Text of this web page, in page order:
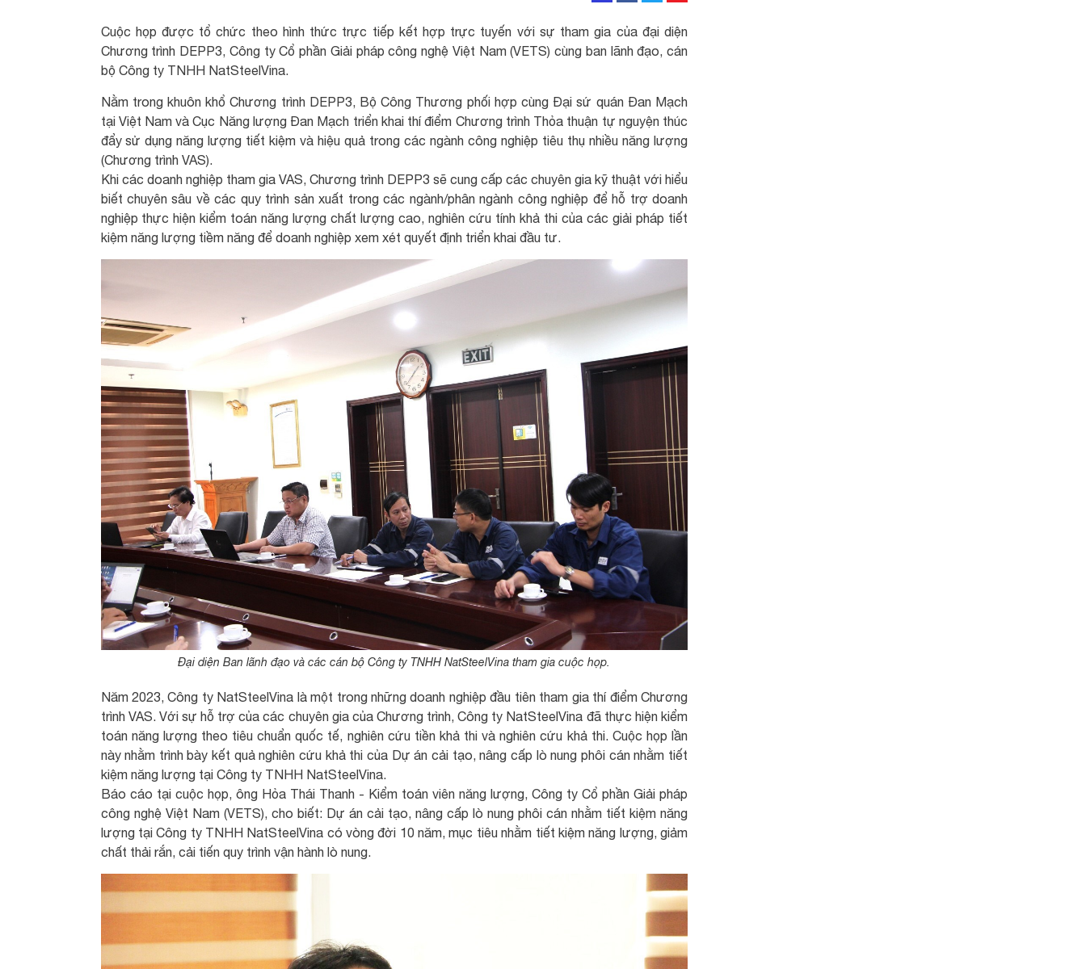
Cuộc họp được tổ chức theo hình thức trực tiếp kết hợp trực tuyến với sự tham gia của đại diện
Chương trình DEPP3, Công ty Cổ phần Giải pháp công nghệ Việt Nam (VETS) cùng ban lãnh đạo, cán
bộ Công ty TNHH NatSteelVina.
Nằm trong khuôn khổ Chương trình DEPP3, Bộ Công Thương phối hợp cùng Đại sứ quán Đan Mạch
tại Việt Nam và Cục Năng lượng Đan Mạch triển khai thí điểm Chương trình Thỏa thuận tự nguyện thúc
đẩy sử dụng năng lượng tiết kiệm và hiệu quả trong các ngành công nghiệp tiêu thụ nhiều năng lượng
(Chương trình VAS).
Khi các doanh nghiệp tham gia VAS, Chương trình DEPP3 sẽ cung cấp các chuyên gia kỹ thuật với hiểu
biết chuyên sâu về các quy trình sản xuất trong các ngành/phân ngành công nghiệp để hỗ trợ doanh
nghiệp thực hiện kiểm toán năng lượng chất lượng cao, nghiên cứu tính khả thi của các giải pháp tiết
kiệm năng lượng tiềm năng để doanh nghiệp xem xét quyết định triển khai đầu tư.
Đại diện Ban lãnh đạo và các cán bộ Công ty TNHH NatSteelVina tham gia cuộc họp.
Năm 2023, Công ty NatSteelVina là một trong những doanh nghiệp đầu tiên tham gia thí điểm Chương
trình VAS. Với sự hỗ trợ của các chuyên gia của Chương trình, Công ty NatSteelVina đã thực hiện kiểm
toán năng lượng theo tiêu chuẩn quốc tế, nghiên cứu tiền khả thi và nghiên cứu khả thi. Cuộc họp lần
này nhằm trình bày kết quả nghiên cứu khả thi của Dự án cải tạo, nâng cấp lò nung phôi cán nhằm tiết
kiệm năng lượng tại Công ty TNHH NatSteelVina.
Báo cáo tại cuộc họp, ông Hỏa Thái Thanh - Kiểm toán viên năng lượng, Công ty Cổ phần Giải pháp
công nghệ Việt Nam (VETS), cho biết: Dự án cải tạo, nâng cấp lò nung phôi cán nhằm tiết kiệm năng
lượng tại Công ty TNHH NatSteelVina có vòng đời 10 năm, mục tiêu nhằm tiết kiệm năng lượng, giảm
chất thải rắn, cải tiến quy trình vận hành lò nung.